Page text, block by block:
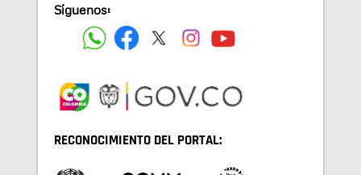
Síguenos:
RECONOCIMIENTO DEL PORTAL: